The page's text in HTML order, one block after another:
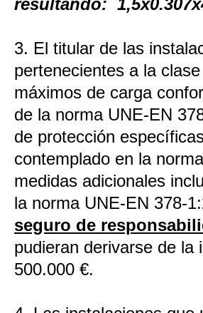
resultando:
3. El titular de las
pertenecientes a la
máximos de carga
de la norma UNE-EN
de protección
contemplado en la
medidas adicionales
la norma UNE-EN 378-
seguro de
pudieran derivarse de
500.000 €.